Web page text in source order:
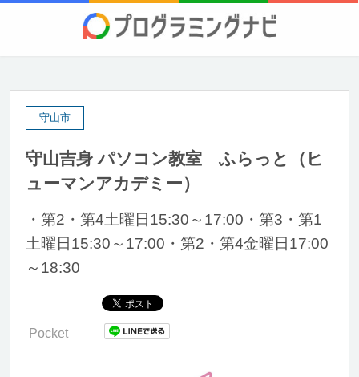
守山市
守山吉身 パソコン教室 ふらっと（ヒ
ューマンアカデミー）
・第2・第4土曜日15:30～17:00・第3・第1
土曜日15:30～17:00・第2・第4金曜日17:00
～18:30
Pocket